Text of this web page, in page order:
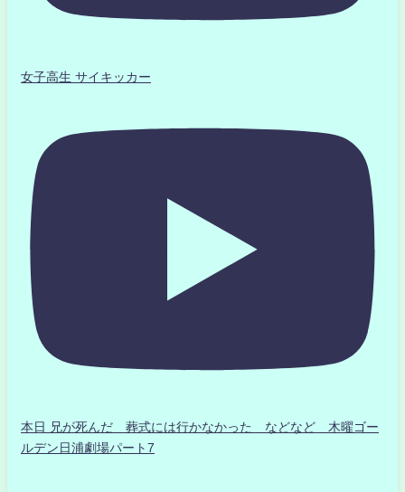
女子高生 サイキッカー
本日 兄が死んだ 葬式には行かなかった などなど 木曜ゴー
ルデン日浦劇場パート7